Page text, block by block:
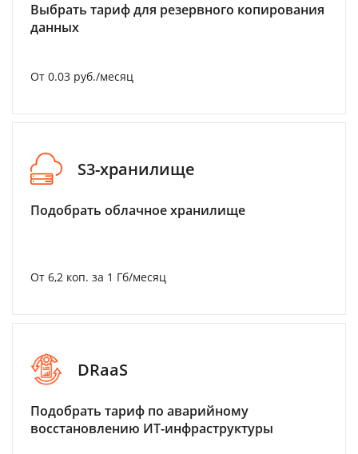
Выбрать тариф для резервного копирования
данных
От 0.03 руб./месяц
S3-хранилище
Подобрать облачное хранилище
От 6,2 коп. за 1 Гб/месяц
DRaaS
Подобрать тариф по аварийному
восстановлению ИТ-инфраструктуры